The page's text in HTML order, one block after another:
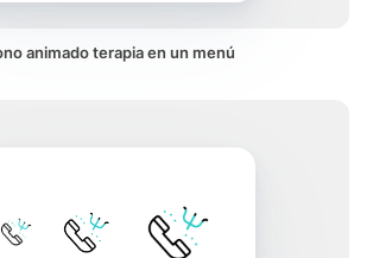
animado terapia en un menú